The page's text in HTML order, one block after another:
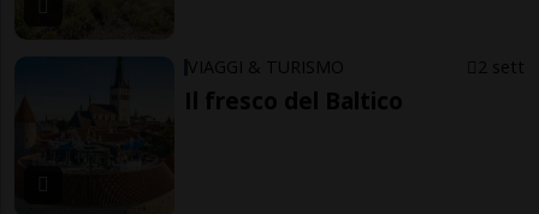
VIAGGI & TURISMO 2 sett
Il fresco del Baltico